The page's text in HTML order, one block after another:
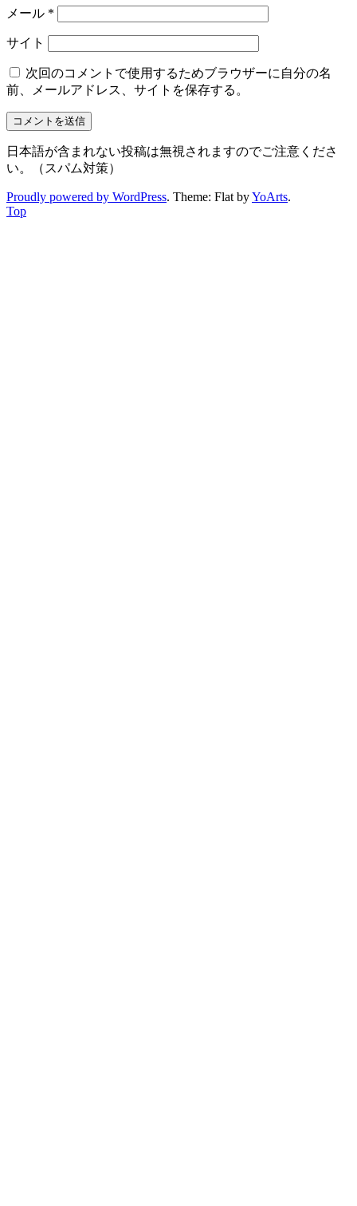
メール *
サイト
次回のコメントで使用するためブラウザーに自分の名
前、メールアドレス、サイトを保存する。
日本語が含まれない投稿は無視されますのでご注意くださ
い。（スパム対策）
Proudly powered by WordPress. Theme: Flat byYoArts.
Top